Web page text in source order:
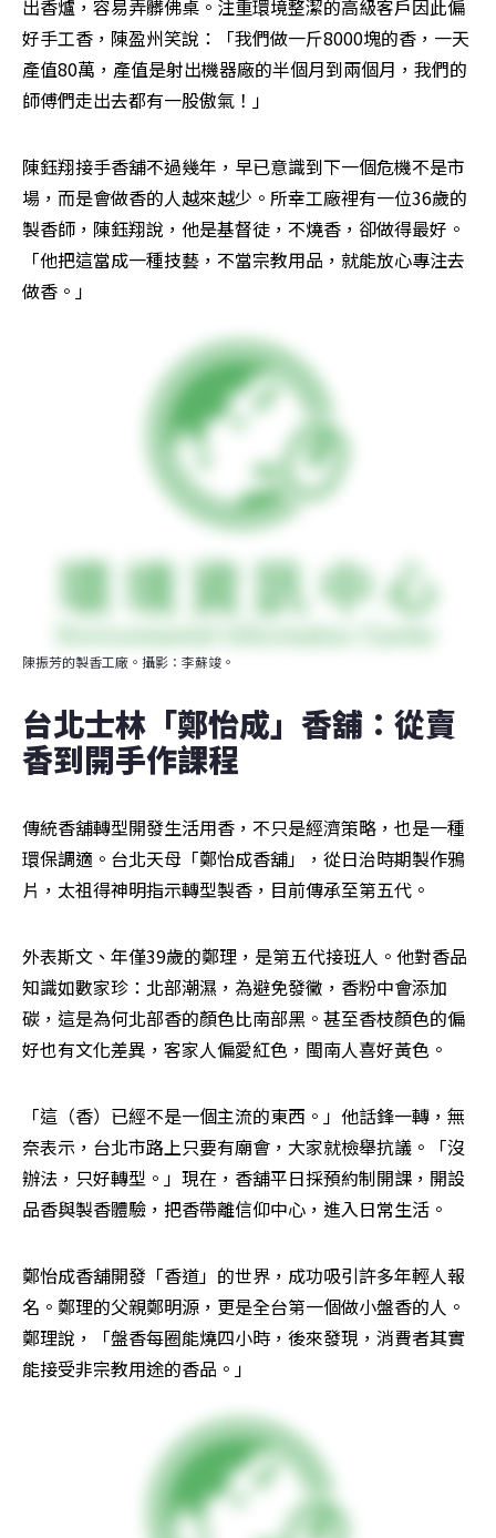
出香爐，容易弄髒佛桌。注重環境整潔的高級客戶因此偏
好手工香，陳盈州笑說：「我們做一斤8000塊的香，一天
產值80萬，產值是射出機器廠的半個月到兩個月，我們的
師傅們走出去都有一股傲氣！」
陳鈺翔接手香舖不過幾年，早已意識到下一個危機不是市
場，而是會做香的人越來越少。所幸工廠裡有一位36歲的
製香師，陳鈺翔說，他是基督徒，不燒香，卻做得最好。
「他把這當成一種技藝，不當宗教用品，就能放心專注去
做香。」
陳振芳的製香工廠。攝影：李蘇竣。
台北士林「鄭怡成」香舖：從賣
香到開手作課程
傳統香舖轉型開發生活用香，不只是經濟策略，也是一種
環保調適。台北天母「鄭怡成香舖」，從日治時期製作鴉
片，太祖得神明指示轉型製香，目前傳承至第五代。
外表斯文、年僅39歲的鄭理，是第五代接班人。他對香品
知識如數家珍：北部潮濕，為避免發黴，香粉中會添加
碳，這是為何北部香的顏色比南部黑。甚至香枝顏色的偏
好也有文化差異，客家人偏愛紅色，閩南人喜好黃色。
「這（香）已經不是一個主流的東西。」他話鋒一轉，無
奈表示，台北市路上只要有廟會，大家就檢舉抗議。「沒
辦法，只好轉型。」現在，香舖平日採預約制開課，開設
品香與製香體驗，把香帶離信仰中心，進入日常生活。
鄭怡成香舖開發「香道」的世界，成功吸引許多年輕人報
名。鄭理的父親鄭明源，更是全台第一個做小盤香的人。
鄭理說，「盤香每圈能燒四小時，後來發現，消費者其實
能接受非宗教用途的香品。」